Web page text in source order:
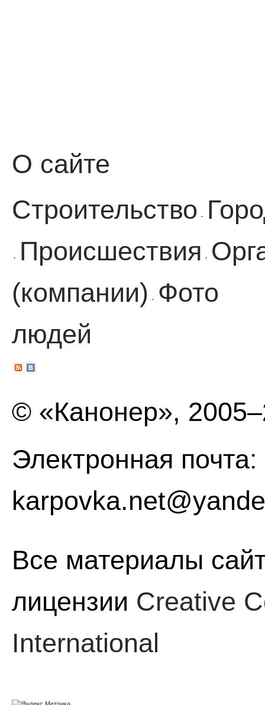
О сайте
Строительство ·
· Происшествия ·
(компании)
·
Фото
людей
© «Канонер»,
Электронная почта:
Все материалы
лицензии Creative
International